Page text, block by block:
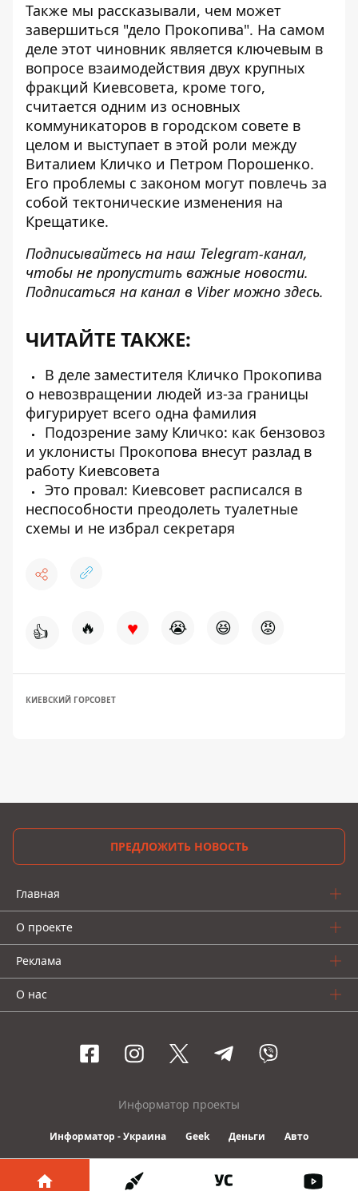
Также мы рассказывали, чем может
завершиться "дело Прокопива". На самом
деле этот чиновник является ключевым в
вопросе взаимодействия двух крупных
фракций Киевсовета, кроме того,
считается одним из основных
коммуникаторов в городском совете в
целом и выступает в этой роли между
Виталием Кличко и Петром Порошенко.
Его проблемы с законом могут повлечь за
собой тектонические изменения на
Крещатике.
Подписывайтесь на наш Telegram-канал,
чтобы не пропустить важные новости.
Подписаться на канал в Viber можно здесь.
ЧИТАЙТЕ ТАКЖЕ:
В деле заместителя Кличко Прокопива
о невозвращении людей из-за границы
фигурирует всего одна фамилия
Подозрение заму Кличко: как бензовоз
и уклонисты Прокопова внесут разлад в
работу Киевсовета
Это провал: Киевсовет расписался в
неспособности преодолеть туалетные
схемы и не избрал секретаря
👍 🔥 ♥ 😭 😆 😡
КИЕВСКИЙ ГОРСОВЕТ
ПРЕДЛОЖИТЬ НОВОСТЬ
Главная
О проекте
Реклама
О нас
Информатор проекты
Информатор - Украина Geek Деньги Авто
© 2016-2026 Informator